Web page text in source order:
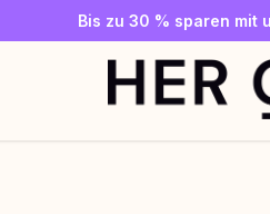
Gratis SLEEP WELL ab 69 € MBW
Jetzt Newsletter abonnieren
Bis zu 30 % sparen mit